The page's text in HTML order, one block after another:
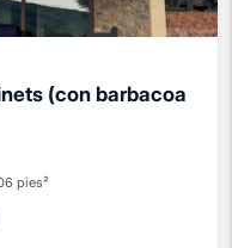
(con barbacoa
pies²